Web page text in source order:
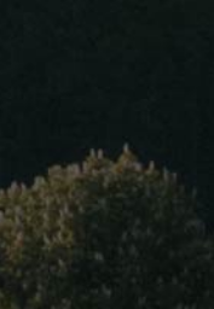
A. et P.